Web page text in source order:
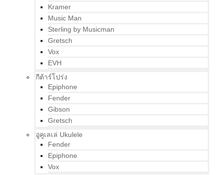
Kramer
Music Man
Sterling by Musicman
Gretsch
Vox
EVH
กีต้าร์โปร่ง
Epiphone
Fender
Gibson
Gretsch
อูคูเลเล่ Ukulele
Fender
Epiphone
Vox